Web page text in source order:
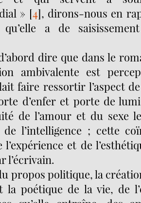
» [4], dirons-nous en
a de
dire que dans le
ambivalente est
faire ressortir l’aspect
d’enfer et porte de
de l’amour et du sexe
l’intelligence ; cette
l’expérience et de
l’écrivain.
propos politique, la
la poétique de la vie, de